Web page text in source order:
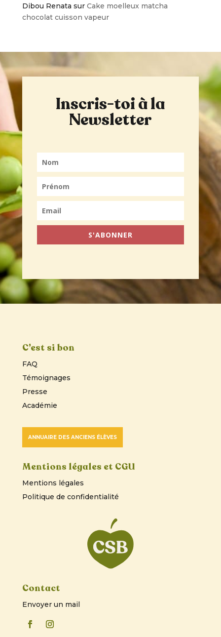
Dibou Renata sur Cake moelleux matcha
chocolat cuisson vapeur
Inscris-toi à la
Newsletter
S'ABONNER
C’est si bon
FAQ
Témoignages
Presse
Académie
ANNUAIRE DES ANCIENS ÉLÈVES
Mentions légales et CGU
Mentions légales
Politique de confidentialité
Contact
Envoyer un mail